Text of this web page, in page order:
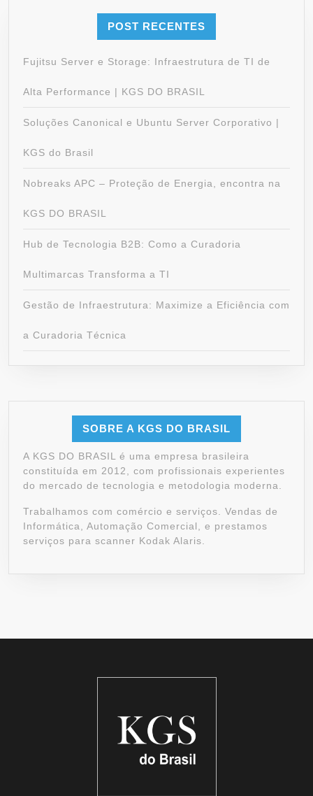
POST RECENTES
Fujitsu Server e Storage: Infraestrutura de TI de
Alta Performance | KGS DO BRASIL
Soluções Canonical e Ubuntu Server Corporativo |
KGS do Brasil
Nobreaks APC – Proteção de Energia, encontra na
KGS DO BRASIL
Hub de Tecnologia B2B: Como a Curadoria
Multimarcas Transforma a TI
Gestão de Infraestrutura: Maximize a Eficiência com
a Curadoria Técnica
SOBRE A KGS DO BRASIL
A KGS DO BRASIL é uma empresa brasileira
constituída em 2012, com profissionais experientes
do mercado de tecnologia e metodologia moderna.
Trabalhamos com comércio e serviços. Vendas de
Informática, Automação Comercial, e prestamos
serviços para scanner Kodak Alaris.